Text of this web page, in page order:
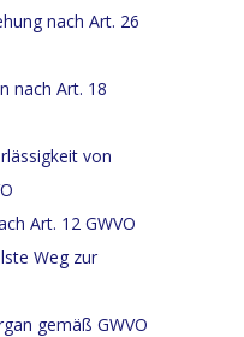
nach Art. 26
nach Art. 18
von
Art. 12 GWVO
Weg zur
gemäß GWVO